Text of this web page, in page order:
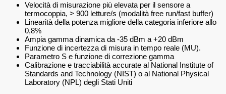
Velocità di misurazione più elevata per il sensore a
termocoppia, > 900 letture/s (modalità free run/fast buffer)
Linearità della potenza migliore della categoria inferiore allo
0,8%
Ampia gamma dinamica da -35 dBm a +20 dBm
Funzione di incertezza di misura in tempo reale (MU).
Parametro S e funzione di correzione gamma
Calibrazione e tracciabilità accurate al National Institute of
Standards and Technology (NIST) o al National Physical
Laboratory (NPL) degli Stati Uniti